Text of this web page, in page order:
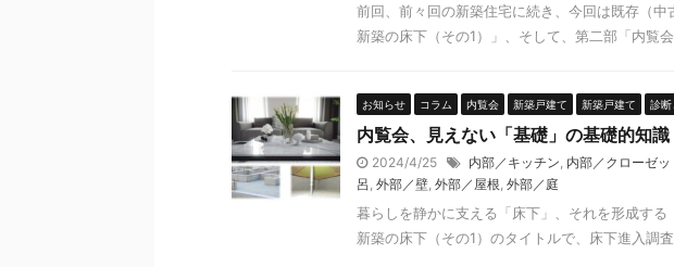
前回、前々回の新築住宅に続き、今回は既存（
新築の床下（その1）」、そして、第二部「内覧
お知らせ コラム 内覧会 新築戸建て 新築戸建て 診断
内覧会、見えない「基礎」の基礎的知識
2024/4/25 内部／キッチン, 内部／クローゼッ
呂, 外部／壁, 外部／屋根, 外部／庭
暮らしを静かに支える「床下」、それを形成す
新築の床下（その1）のタイトルで、床下進入調